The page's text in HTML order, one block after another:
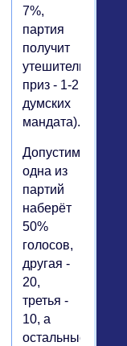
7%,
партия
получит
утешительный
приз - 1-2
думских
мандата).
Допустим,
одна из
партий
наберёт
50%
голосов,
другая -
20,
третья -
10, а
остальные